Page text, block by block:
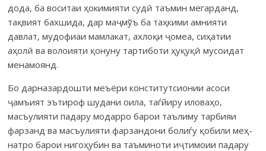
дода, ба воситаи ҳокимияти судӣ таъ­мин мегарданд,
тақвият бахшида, дар маҷ­мўъ ба таҳ­кими амнияти
давлат, мудофиаи мамлакат, ахлоқи ҷомеа, сиҳа­тии
аҳолӣ ва волоияти қонуну тартиботи ҳуқуқӣ му­соидат
менамоянд.
Бо дарназардошти меъёри конститутсионии асоси
ҷамъият эътироф шудани оила, таѓйиру иловаҳо,
масъулияти падару модарро барои таъ­ли­му тарбияи
фарзанд ва масъулияти фарзандони болиѓу қобили меҳ­
натро барои нигоҳубин ва таъ­ми­­­ноти иҷтимоии падару